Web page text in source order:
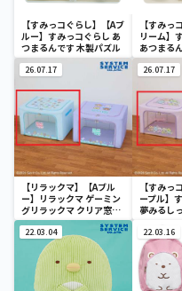
【すみっコぐらし】【Aブ
ルー】すみっコぐらし あ
つまるんです 木製パズル
【すみっ
リーム】
あつまる
ル
26.07.17
【リラックマ】【Aブル
ー】リラックマ ゲーミン
グリラックマ クリア窓付
き収納ボックス
26.07.17
【すみっ
ープル】
夢みるし
22.03.04 22.03.16